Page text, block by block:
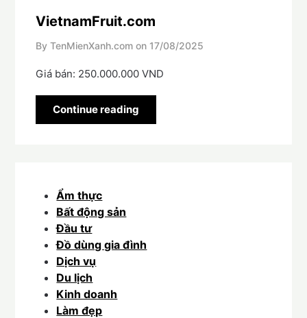
VietnamFruit.com
By TenMienXanh.com on 17/08/2025
Giá bán: 250.000.000 VND
Continue reading
Ẩm thực
Bất động sản
Đầu tư
Đồ dùng gia đình
Dịch vụ
Du lịch
Kinh doanh
Làm đẹp